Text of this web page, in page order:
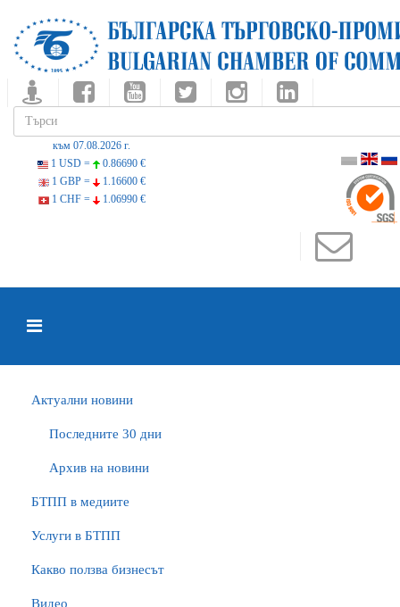
към 07.08.2026 г.
1 USD =
0.86690 €
1 GBP =
1.16600 €
1 CHF =
1.06990 €
Актуални новини
Последните 30 дни
Архив на новини
БTПП в медиите
Услуги в БТПП
Какво ползва бизнесът
Видео